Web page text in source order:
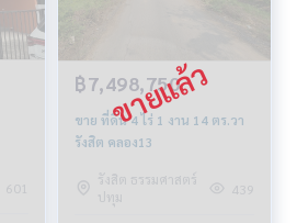
601
฿7,498,750
ขาย ที่ดิน 4 ไร่ 1 งาน 14 ตร.วา
รังสิต คลอง13
รังสิต ธรรมศาสตร์
ปทุม
439